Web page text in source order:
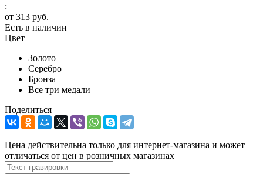
:
от 313 руб.
Есть в наличии
Цвет
Золото
Серебро
Бронза
Все три медали
Поделиться
Цена действительна только для интернет-магазина и может
отличаться от цен в розничных магазинах